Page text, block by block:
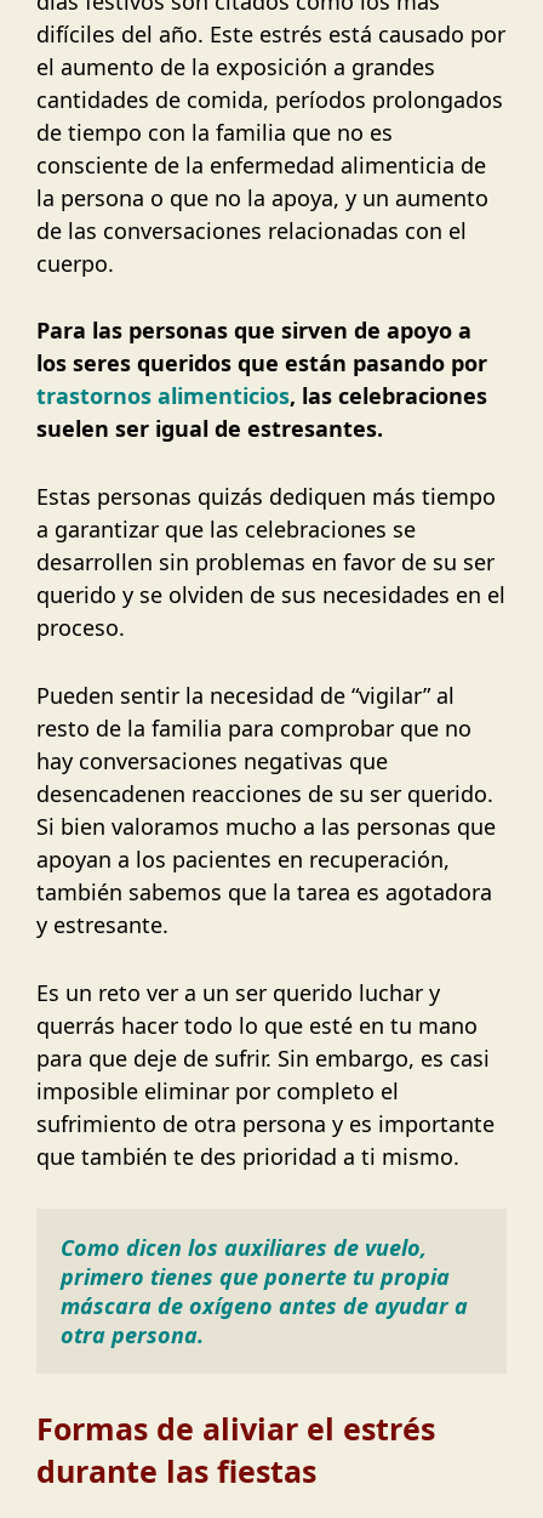
difíciles del año. Este estrés está causado por
el aumento de la exposición a grandes
cantidades de comida, períodos prolongados
de tiempo con la familia que no es
consciente de la enfermedad alimenticia de
la persona o que no la apoya, y un aumento
de las conversaciones relacionadas con el
cuerpo.
Para las personas que sirven de apoyo a
los seres queridos que están pasando por
trastornos alimenticios, las celebraciones
suelen ser igual de estresantes.
Estas personas quizás dediquen más tiempo
a garantizar que las celebraciones se
desarrollen sin problemas en favor de su ser
querido y se olviden de sus necesidades en el
proceso.
Pueden sentir la necesidad de “vigilar” al
resto de la familia para comprobar que no
hay conversaciones negativas que
desencadenen reacciones de su ser querido.
Si bien valoramos mucho a las personas que
apoyan a los pacientes en recuperación,
también sabemos que la tarea es agotadora
y estresante.
Es un reto ver a un ser querido luchar y
querrás hacer todo lo que esté en tu mano
para que deje de sufrir. Sin embargo, es casi
imposible eliminar por completo el
sufrimiento de otra persona y es importante
que también te des prioridad a ti mismo.
Como dicen los auxiliares de vuelo,
primero tienes que ponerte tu propia
máscara de oxígeno antes de ayudar a
otra persona.
Formas de aliviar el estrés
durante las fiestas